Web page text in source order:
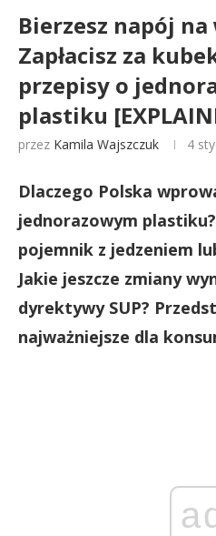
Bierzesz napój na
Zapłacisz za
przepisy o
plastiku
przez Kamila Wajszczuk 4
Dlaczego Polska
jednorazowym
pojemnik z jedzeniem
Jakie jeszcze zmiany
dyrektywy SUP?
najważniejsze dla